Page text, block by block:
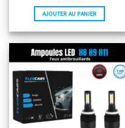
AJOUTER AU PANIER